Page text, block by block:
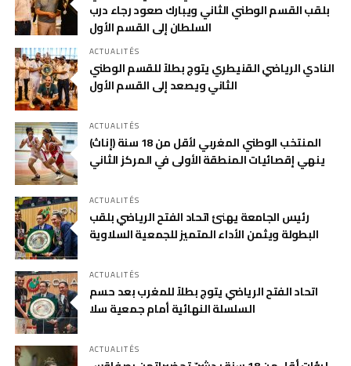
بلقب القسم الوطني الثاني ويبارك صعود رجاء درب
السلطان إلى القسم الأول
ACTUALITÉS
النادي الرياضي القنيطري يتوج بطلاً للقسم الوطني
الثاني ويصعد إلى القسم الأول
ACTUALITÉS
المنتخب الوطني المغربي لأقل من 18 سنة (إناث)
ينهي إقصائيات المنطقة الأولى في المركز الثاني
ACTUALITÉS
رئيس الجامعة يهنئ اتحاد الفتح الرياضي بلقب
البطولة ويثمن الأداء المتميز للجمعية السلاوية
ACTUALITÉS
اتحاد الفتح الرياضي يتوج بطلاً للمغرب بعد حسم
السلسلة النهائية أمام جمعية سلا
ACTUALITÉS